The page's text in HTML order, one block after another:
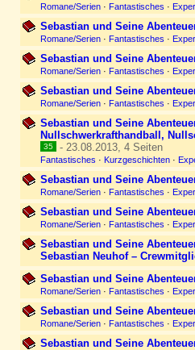
Romane/Serien · Fantastisches ·
Sebastian und Seine
Romane/Serien · Fantastisches ·
Sebastian und Seine
Romane/Serien · Fantastisches ·
Sebastian und Seine
Romane/Serien · Fantastisches ·
Sebastian und Seine
Nullschwerkrafthandball,
35 - 23.08.2013, 4 Seiten
Fantastisches · Kurzgeschichten ·
Sebastian und Seine
Romane/Serien · Fantastisches ·
Sebastian und Seine
Romane/Serien · Fantastisches ·
Sebastian und Seine
Sebastian Neuhof –
Sebastian und Seine
Romane/Serien · Fantastisches ·
Sebastian und Seine
Romane/Serien · Fantastisches ·
Sebastian und Seine